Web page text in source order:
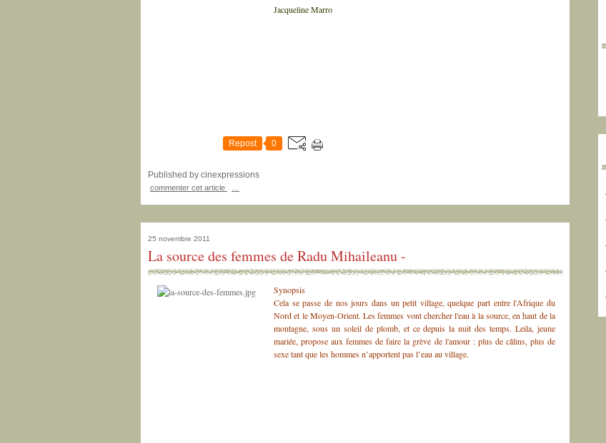
Jacqueline Marro
Repost 0
Published by cinexpressions
commenter cet article
25 novembre 2011
La source des femmes de Radu Mihaileanu -
Synopsis
Cela se passe de nos jours dans un petit village, quelque part entre l'Afrique du
Nord et le Moyen-Orient. Les femmes vont chercher l'eau à la source, en haut de la
montagne, sous un soleil de plomb, et ce depuis la nuit des temps. Leila, jeune
mariée, propose aux femmes de faire la grève de l'amour : plus de câlins, plus de
sexe tant que les hommes n’apportent pas l’eau au village.